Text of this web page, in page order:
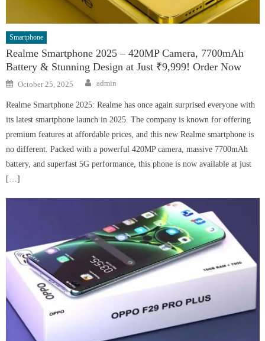
Smartphone
Realme Smartphone 2025 – 420MP Camera, 7700mAh
Battery & Stunning Design at Just ₹9,999! Order Now
Posted
on
October 25, 2025 Author
admin
Realme Smartphone 2025: Realme has once again surprised everyone with
its latest smartphone launch in 2025. The company is known for offering
premium features at affordable prices, and this new Realme smartphone is
no different. Packed with a powerful 420MP camera, massive 7700mAh
battery, and superfast 5G performance, this phone is now available at just
[…]